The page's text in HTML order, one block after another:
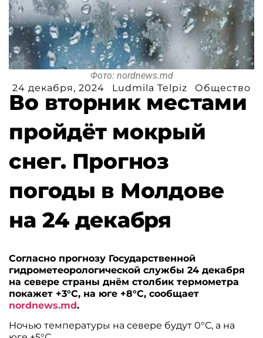
Фото: nordnews.md
24 декабря, 2024
Ludmila Telpiz Общество
Во вторник местами
пройдёт мокрый
снег. Прогноз
погоды в Молдове
на 24 декабря
Согласно прогнозу Государственной
гидрометеорологической службы 24 декабря
на севере страны днём столбик термометра
покажет +3°С, на юге +8°С, сообщает
nordnews.md.
Ночью температуры на севере будут 0°С, а на